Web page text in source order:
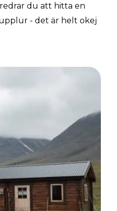
du att hitta en
- det är helt okej